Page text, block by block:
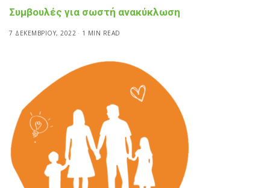
Συμβουλές για σωστή ανακύκλωση
7 ΔΕΚΕΜΒΡΊΟΥ, 2022 1 MIN READ